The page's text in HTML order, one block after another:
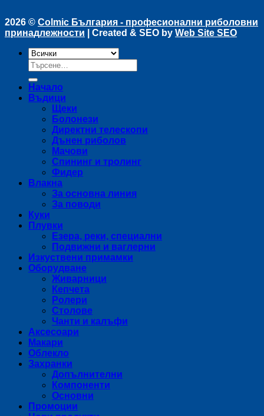
2026 © Colmic България - професионални риболовни
принадлежности | Created & SEO by Web Site SEO
Търсене
за:
Начало
Въдици
Щеки
Болонези
Директни телескопи
Дънен риболов
Мачови
Спининг и тролинг
Фидер
Влакна
За основна линия
За поводи
Куки
Плувки
Езера, реки, специални
Подвижни и ваглерни
Изкуствени примамки
Оборудване
Живарници
Кепчета
Ролери
Столове
Чанти и калъфи
Аксесоари
Макари
Облекло
Захранки
Допълнителни
Компоненти
Основни
Промоции